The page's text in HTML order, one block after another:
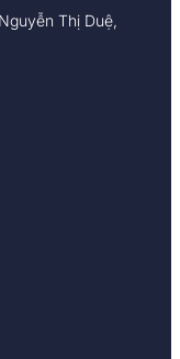
Thị Duệ,